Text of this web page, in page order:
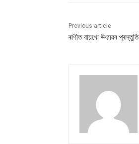
Previous article
ৰাণীত বায়খো উৎসৱৰ প্ৰস্তুতি